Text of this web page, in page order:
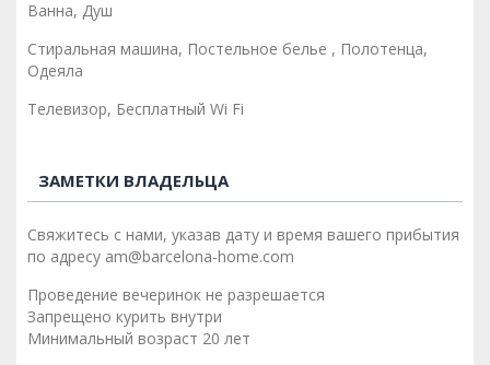
Ванна, Душ
Стиральная машина, Постельное белье , Полотенца,
Одеяла
Телевизор, Бесплатный Wi Fi
ЗАМЕТКИ ВЛАДЕЛЬЦА
Свяжитесь с нами, указав дату и время вашего прибытия
по адресу am@barcelona-home.com
Проведение вечеринок не разрешается
Запрещено курить внутри
Минимальный возраст 20 лет